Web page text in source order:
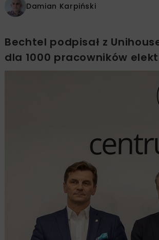
Damian Karpiński
Bechtel podpisał z
dla 1000 pracowników